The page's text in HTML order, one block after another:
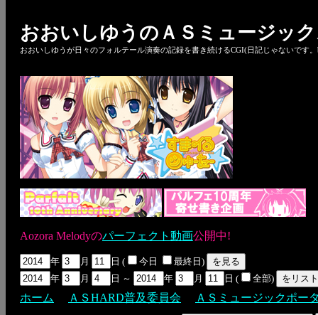
おおいしゆうのＡＳミュージッ
おおいしゆうが日々のフォルテール演奏の記録を書き続けるCGI(日記じゃないです
Aozora Melodyのパーフェクト動画公開中!
年 月 日 ( 今日
最終日)
年
月 日 ～ 年 月 日 ( 全部)
ホーム ＡＳHARD普及委員会 ＡＳミュージックポー